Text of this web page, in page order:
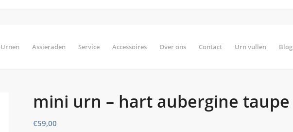
Urnen Assieraden Service Accessoires Over ons Contact Urn vullen Blog
mini urn – hart aubergine taupe
€59,00